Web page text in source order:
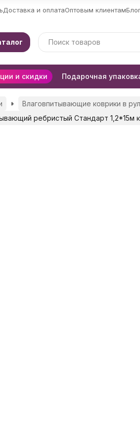
Доставка и оплатаОптовым клиентам
и скидки Подарочная
Влаговпитывающие коврики в
ребристый Стандарт 1,2*15м